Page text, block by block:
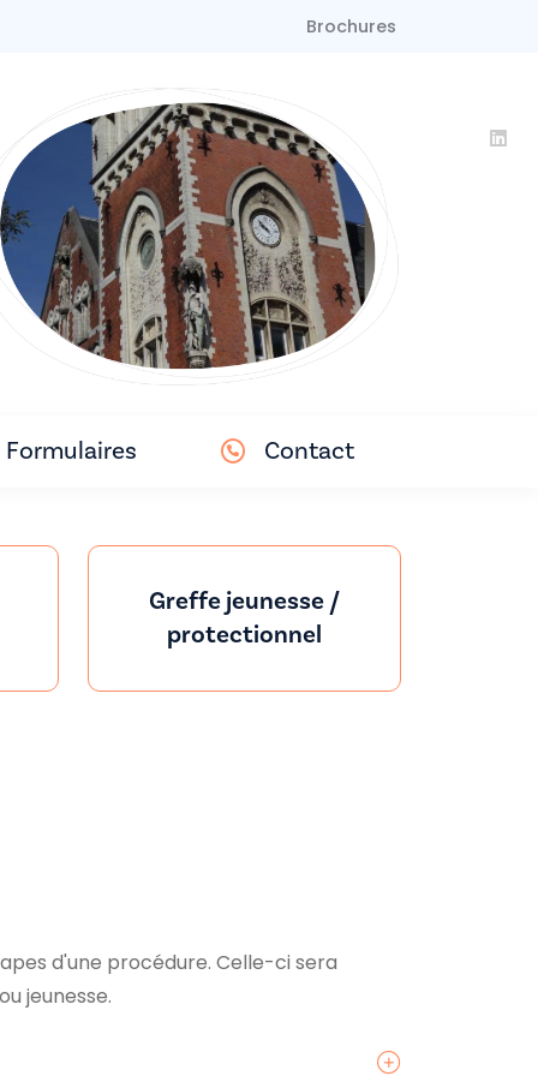
Brochures
Formulaires Contact
Greffe jeunesse /
protectionnel
d'une procédure. Celle-ci sera
jeunesse.